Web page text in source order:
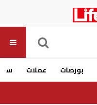
بورصات عملات